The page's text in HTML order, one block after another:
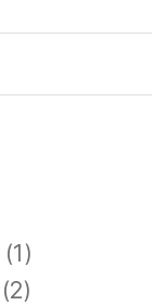
(1)
(2)